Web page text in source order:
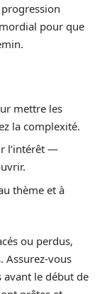
pour que
mettre les
la complexité.
l’intérêt —
thème et à
ou perdus,
Assurez-vous
avant le début de